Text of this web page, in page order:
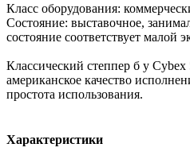
Класс оборудования:
Состояние: выставочное,
состояние соответствует малой
Классический степпер б у
американское качество
простота использования.
Характеристики